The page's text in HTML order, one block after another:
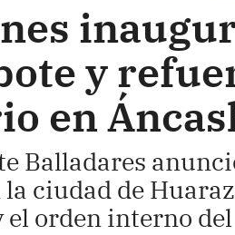
y
en
Balladares
ciudad de
el orden interno